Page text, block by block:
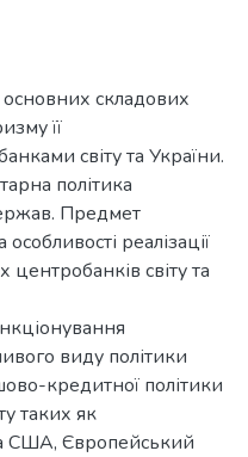
складових
її
світу та України.
політика
Предмет
реалізації
світу та
виду політики
кредитної політики
таких як
США, Європейський